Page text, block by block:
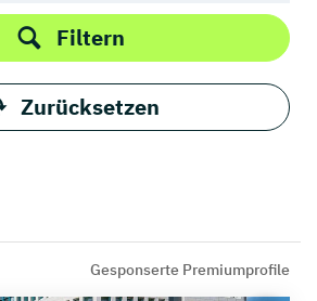
Filtern
Zurücksetzen
Gesponserte Premiumprofile